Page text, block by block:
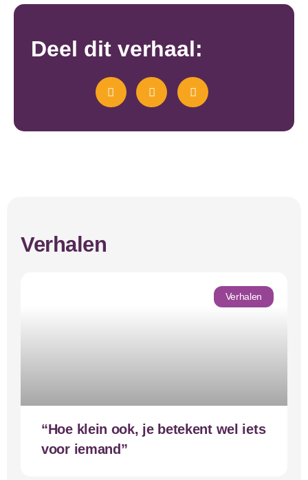
Deel dit verhaal:
Verhalen
Verhalen
“Hoe klein ook, je betekent wel iets
voor iemand”